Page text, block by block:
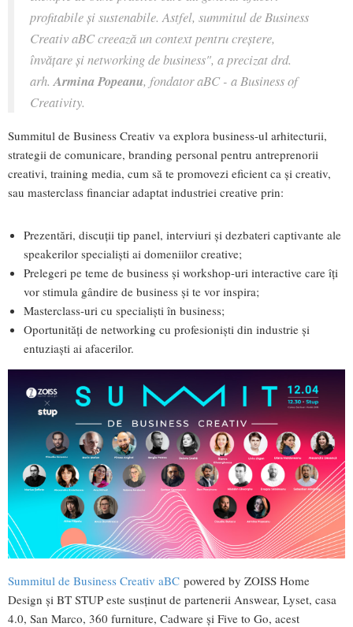
profitabile și sustenabile. Astfel, summitul de Business
Creativ aBC creează un context pentru creștere,
învățare și networking de business", a precizat drd.
arh. Armina Popeanu, fondator aBC - a Business of
Creativity.
Summitul de Business Creativ va explora business-ul arhitecturii,
strategii de comunicare, branding personal pentru antreprenorii
creativi, training media, cum să te promovezi eficient ca și creativ,
sau masterclass financiar adaptat industriei creative prin:
Prezentări, discuții tip panel, interviuri și dezbateri captivante ale
speakerilor specialiști ai domeniilor creative;
Prelegeri pe teme de business și workshop-uri interactive care îți
vor stimula gândire de business și te vor inspira;
Masterclass-uri cu specialiști în business;
Oportunități de networking cu profesioniști din industrie și
entuziaști ai afacerilor.
Summitul de Business Creativ aBC powered by ZOISS Home
Design și BT STUP este susținut de partenerii Answear, Lyset, casa
4.0, San Marco, 360 furniture, Cadware și Five to Go, acest